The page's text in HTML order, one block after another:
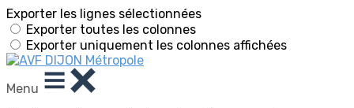
Exporter les lignes sélectionnées
Exporter toutes les colonnes
Exporter uniquement les colonnes affichées
Menu